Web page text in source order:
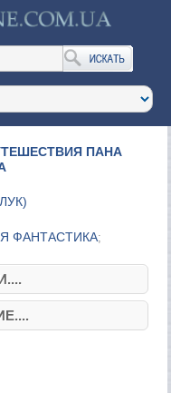
ПАНА
)
ФАНТАСТИКА;